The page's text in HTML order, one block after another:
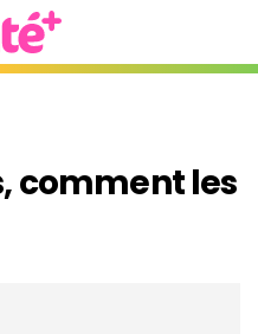
comment les